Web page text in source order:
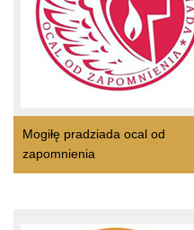
Mogiłę pradziada ocal od
zapomnienia